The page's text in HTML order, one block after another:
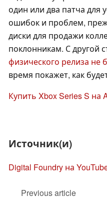
один или два патча для
ошибок и проблем,
диски для продажи
поклонникам. С другой
физического релиза не
время покажет, как
Купить Xbox Series S на
Источник(и)
Digital Foundry на
Previous article